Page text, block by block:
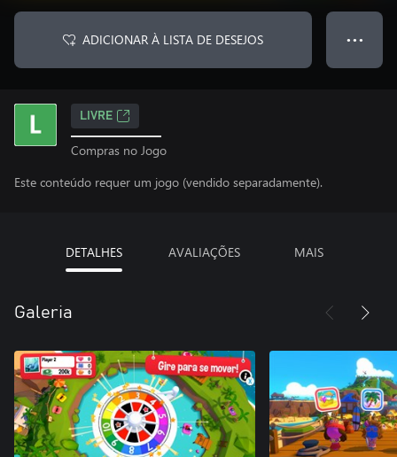
ADICIONAR À LISTA DE DESEJOS ● ● ●
LIVRE
Compras no Jogo
Este conteúdo requer um jogo (vendido separadamente).
DETALHES AVALIAÇÕES MAIS
Galeria